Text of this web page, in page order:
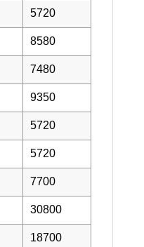
5720
8580
7480
9350
5720
5720
7700
30800
18700